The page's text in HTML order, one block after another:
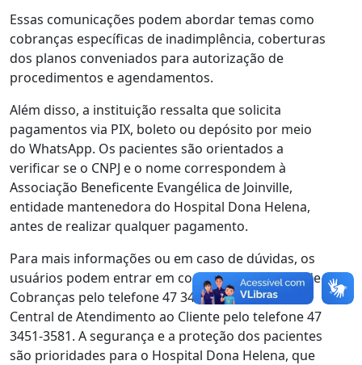
Essas comunicações podem abordar temas como
cobranças específicas de inadimplência, coberturas
dos planos conveniados para autorização de
procedimentos e agendamentos.
Além disso, a instituição ressalta que solicita
pagamentos via PIX, boleto ou depósito por meio
do WhatsApp. Os pacientes são orientados a
verificar se o CNPJ e o nome correspondem à
Associação Beneficente Evangélica de Joinville,
entidade mantenedora do Hospital Dona Helena,
antes de realizar qualquer pagamento.
Para mais informações ou em caso de dúvidas, os
usuários podem entrar em contato com o setor de
Cobranças pelo telefone 47 3451-3333 ou com a
Central de Atendimento ao Cliente pelo telefone 47
3451-3581. A segurança e a proteção dos pacientes
são prioridades para o Hospital Dona Helena, que